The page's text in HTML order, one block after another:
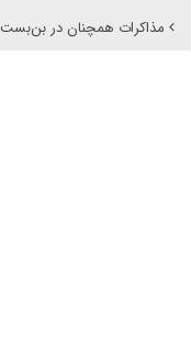
مذاکرات همچنان در بن‌بست